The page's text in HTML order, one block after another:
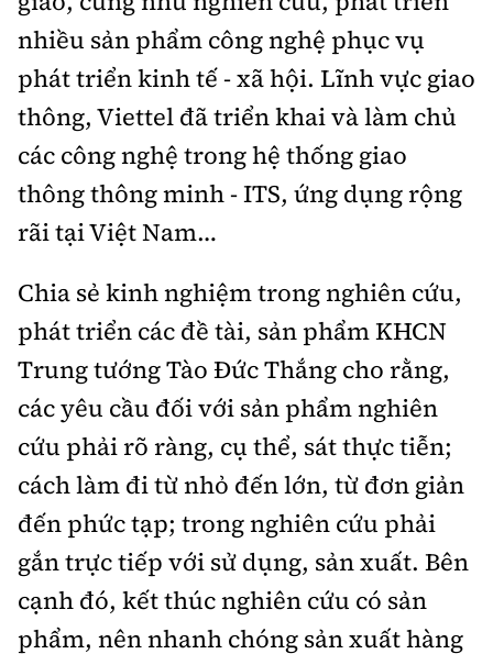
nhiều sản phẩm công nghệ phục vụ
phát triển kinh tế - xã hội. Lĩnh vực giao
thông, Viettel đã triển khai và làm chủ
các công nghệ trong hệ thống giao
thông thông minh - ITS, ứng dụng rộng
rãi tại Việt Nam…
Chia sẻ kinh nghiệm trong nghiên cứu,
phát triển các đề tài, sản phẩm KHCN
Trung tướng Tào Đức Thắng cho rằng,
các yêu cầu đối với sản phẩm nghiên
cứu phải rõ ràng, cụ thể, sát thực tiễn;
cách làm đi từ nhỏ đến lớn, từ đơn giản
đến phức tạp; trong nghiên cứu phải
gắn trực tiếp với sử dụng, sản xuất. Bên
cạnh đó, kết thúc nghiên cứu có sản
phẩm, nên nhanh chóng sản xuất hàng